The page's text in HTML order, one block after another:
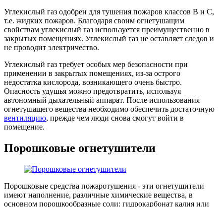
Углекислый газ одобрен для тушения пожаров классов B и C,
т.е. жидких пожаров. Благодаря своим огнетушащим
свойствам углекислый газ используется преимущественно в
закрытых помещениях. Углекислый газ не оставляет следов и
не проводит электричество.
Углекислый газ требует особых мер безопасности при
применении в закрытых помещениях, из-за острого
недостатка кислорода, возникающего очень быстро.
Опасность удушья можно предотвратить, используя
автономный дыхательный аппарат. После использования
огнетушащего вещества необходимо обеспечить достаточную
вентиляцию, прежде чем люди снова смогут войти в
помещение.
Порошковые огнетушители
Порошковые средства пожаротушения - эти огнетушители
имеют наполнение, различные химические вещества, в
основном порошкообразные соли: гидрокарбонат калия или